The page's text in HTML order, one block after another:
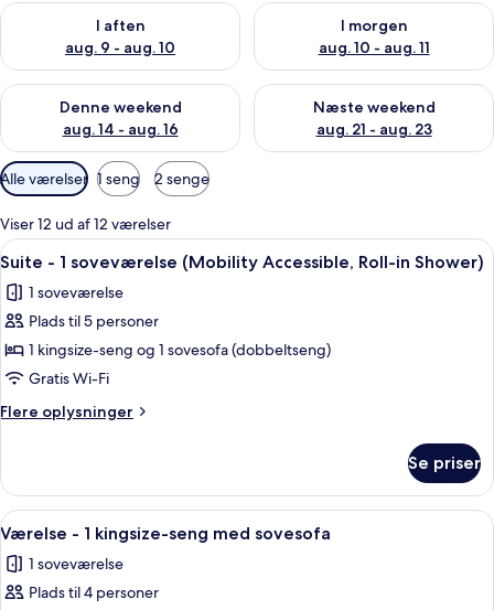
I aften
aug. 9 - aug. 10
Tjek tilgængelighed for i aften aug. 9 - aug. 10
I morgen
aug. 10 - aug. 11
Tjek tilgængelighed for i
Denne weekend
aug. 14 - aug. 16
Tjek tilgængelighed for denne weekend aug. 14 - aug. 16
Næste weekend
aug. 21 - aug. 23
Tjek tilgængelighed for næste
Tilgængelige
filtre
for
værelser
Alle værelser 1 seng 2 senge
Viser 12 ud af 12 værelser
Indlæs
alle
billeder
af
Suite
-
1
soveværelse
Accessible,
Roll-
in
Shower)
Et hotelværelse med en sofa, en
5
Suite - 1 soveværelse (Mobility Accessible, Roll-in Shower)
1 soveværelse
Plads til 5 personer
1 kingsize-seng og 1 sovesofa (dobbeltseng)
Gratis Wi-Fi
Flere oplysninger
Flere
-
soveværelse
Accessible,
Roll-
Se priser
Indlæs
alle
billeder
af
Premium-sengetøj, senge med
10
Værelse - 1 kingsize-seng med sovesofa
1 soveværelse
Plads til 4 personer